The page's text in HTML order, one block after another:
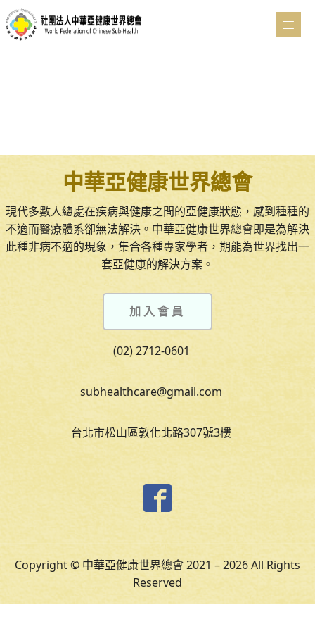
中華亞健康世界總會
現代多數人總處在疾病與健康之間的亞健康狀態，感到種種的
不適而醫療體系卻無法解決。中華亞健康世界總會即是為解決
此種非病不適的現象，集合各種專家學者，期能為世界找出一
套亞健康的解決方案。
加入會員
(02) 2712-0601
subhealthcare@gmail.com
台北市松山區敦化北路307號3樓
Copyright © 中華亞健康世界總會 2021 – 2026 All Rights
Reserved